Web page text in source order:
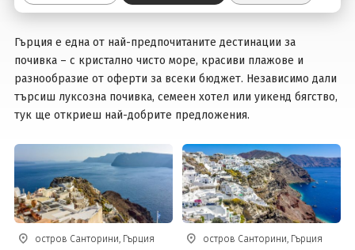
Гърция
Услуги
Вход
Гърция е една от най-предпочитаните дестинации за
почивка – с кристално чисто море, красиви плажове и
разнообразие от оферти за всеки бюджет. Независимо дали
търсиш луксозна почивка, семеен хотел или уикенд бягство,
тук ще откриеш най-добрите предложения.
остров Санторини, Гърция остров Санторини, Гърция